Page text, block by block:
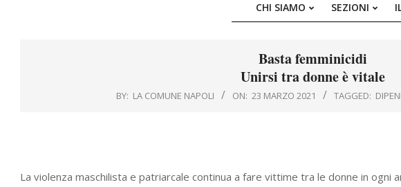
CHI SIAMO SEZIONI
Basta femminicidi
Unirsi tra donne è vitale
BY: LA COMUNE NAPOLI ON: 23 MARZO 2021 TAGGED:
La violenza maschilista e patriarcale continua a fare vittime tra le donne in ogni